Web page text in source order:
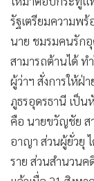
รัฐเตรียมความพร้
นาย ชมรมคนรักอุ
สามารถต้านได้ ท
ผู้ว่าฯ สั่งการให้ฝ่
ภูธรอุดรธานี เป็
คือ นายขวัญชัย ส
อาญา ส่วนผู้ยั่วยุ
ราย ส่วนสำนวน